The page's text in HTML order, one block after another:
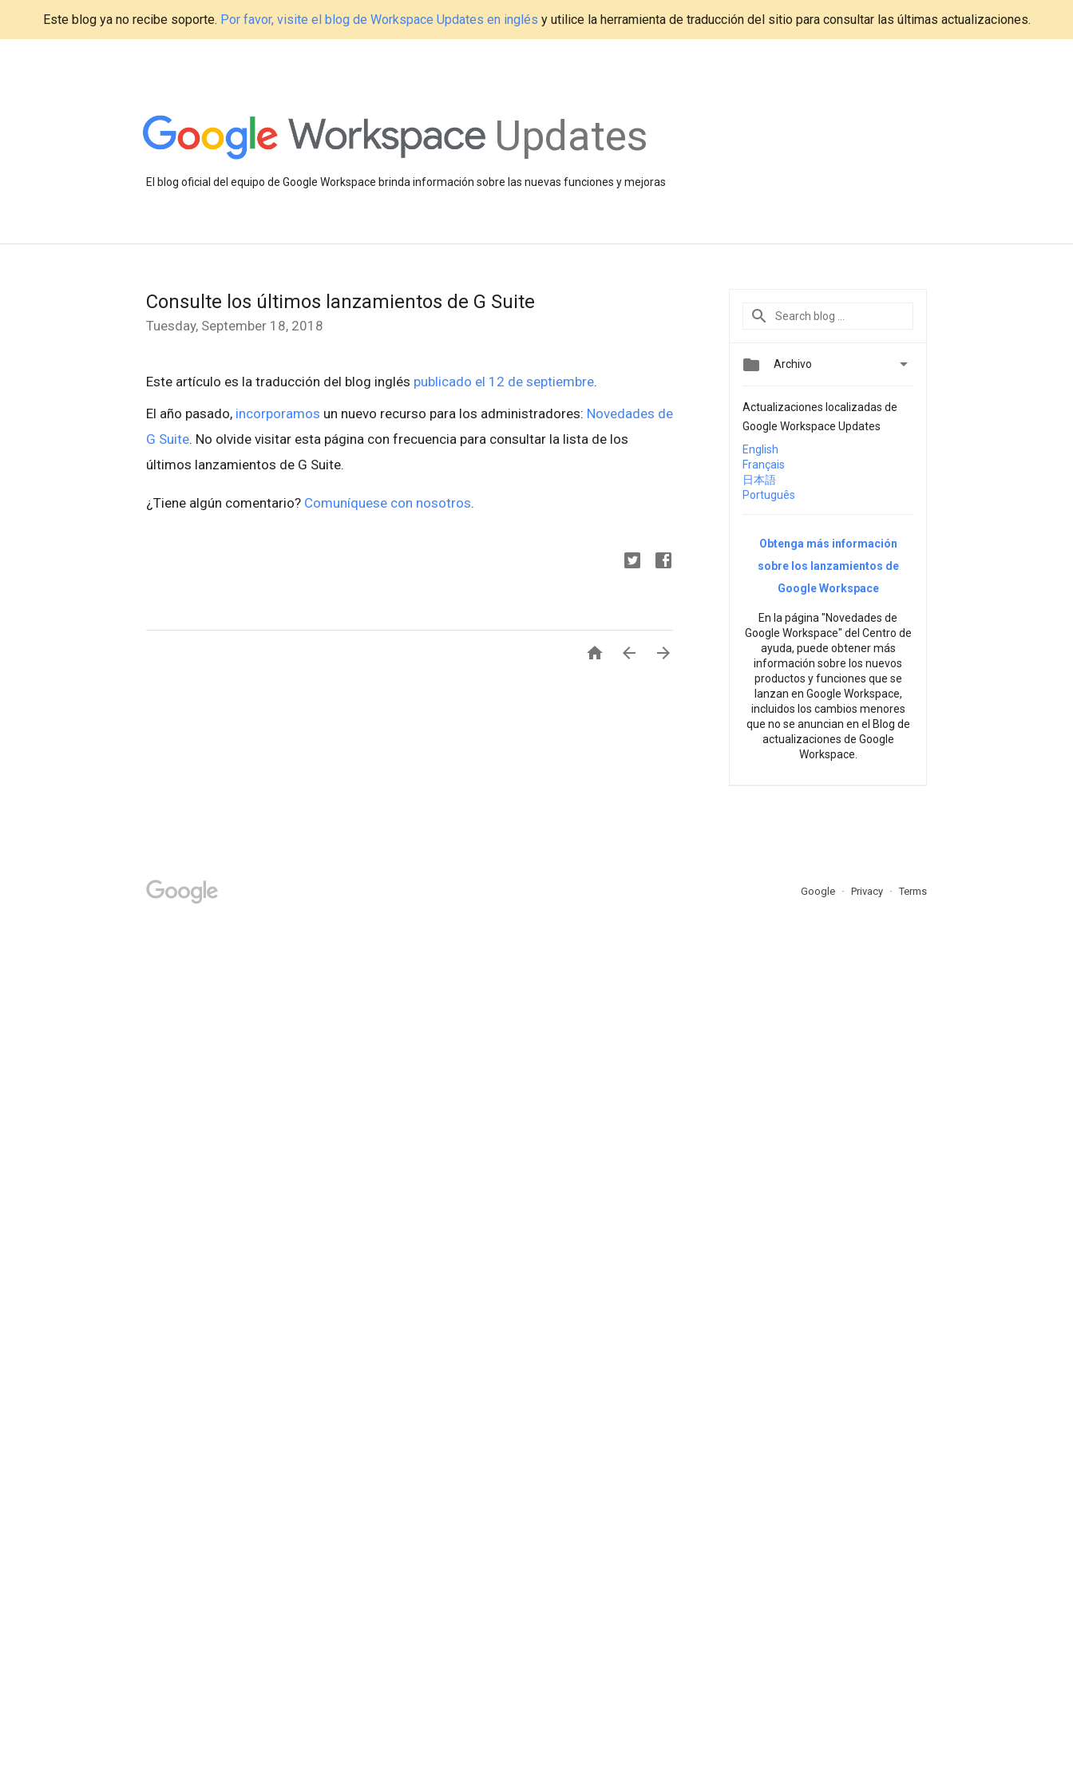
Este blog ya no recibe soporte. Por favor, visite el blog de Workspace Updates en inglés y utilice la herramienta de traducción del sitio para consultar las últimas actualizaciones.
Updates
El blog oficial del equipo de Google Workspace brinda información sobre las nuevas funciones y mejoras
Consulte los últimos lanzamientos de G Suite
Tuesday, September 18, 2018
Este artículo es la traducción del blog inglés publicado el 12 de septiembre.
El año pasado, incorporamos un nuevo recurso para los administradores: Novedades de
G Suite. No olvide visitar esta página con frecuencia para consultar la lista de los
últimos lanzamientos de G Suite.
¿Tiene algún comentario? Comuníquese con nosotros.
  
 Archivo 
Actualizaciones localizadas de
Google Workspace Updates
English
Français
日本語
Português
Obtenga más información
sobre los lanzamientos de
Google Workspace
En la página "Novedades de
Google Workspace" del Centro de
ayuda, puede obtener más
información sobre los nuevos
productos y funciones que se
lanzan en Google Workspace,
incluidos los cambios menores
que no se anuncian en el Blog de
actualizaciones de Google
Workspace.
Google Privacy Terms